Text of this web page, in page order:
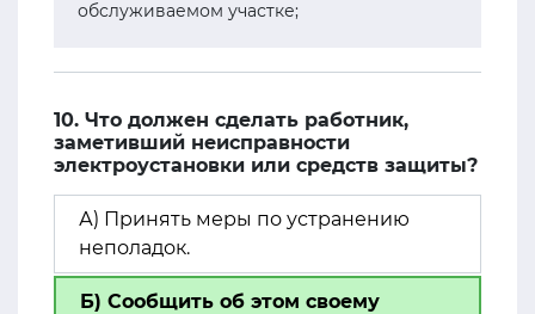
обслуживаемом участке;
10. Что должен сделать работник,
заметивший неисправности
электроустановки или средств защиты?
А) Принять меры по устранению
неполадок.
Б) Сообщить об этом своему